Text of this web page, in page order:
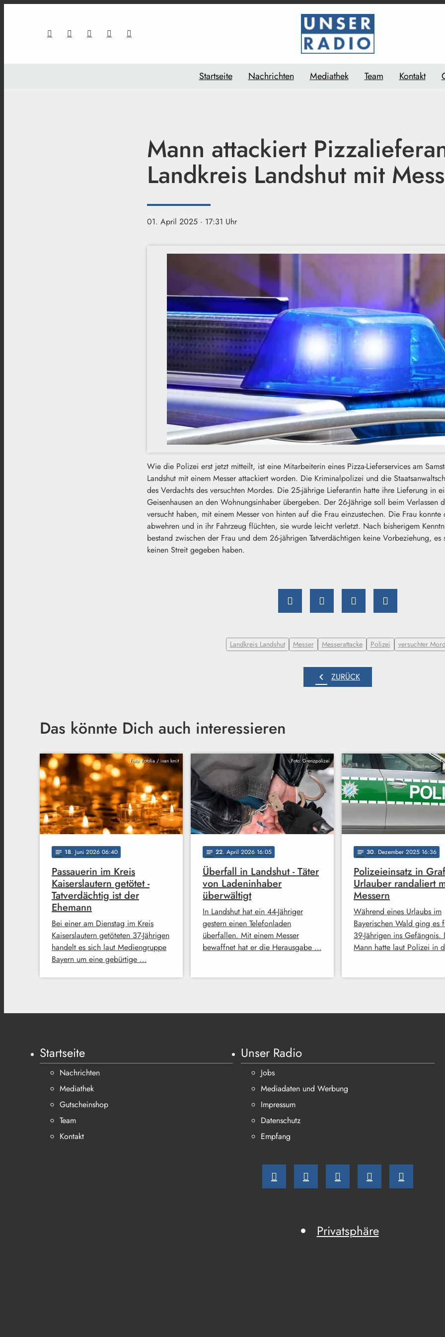
Startseite Nachrichten Mediathek Team Kontakt
Mann attackiert
Landkreis Landshut mit
01. April 2025 · 17:31 Uhr
Wie die Polizei erst jetzt mitteilt, ist eine Mitarbeiterin eines Pizza-Lieferservices am
Landshut mit einem Messer attackiert worden. Die Kriminalpolizei und die
des Verdachts des versuchten Mordes. Die 25-jährige Lieferantin hatte ihre Lieferung in
Geisenhausen an den Wohnungsinhaber übergeben. Der 26-Jährige soll beim Verlassen
versucht haben, mit einem Messer von hinten auf die Frau einzustechen. Die Frau
abwehren und in ihr Fahrzeug flüchten, sie wurde leicht verletzt. Nach bisherigem
bestand zwischen der Frau und dem 26-jährigen Tatverdächtigen keine Vorbeziehung,
keinen Streit gegeben haben.
Landkreis Landshut Messer Messerattacke Polizei versuchter Mord
chevron_left ZURÜCK
Das könnte Dich auch interessieren
Foto: Fotolia / ivan kmit
notes 18. Juni 2026 06:40
Passauerin im Kreis
Kaiserslautern getötet -
Tatverdächtig ist der
Ehemann
Bei einer am Dienstag im Kreis
Kaiserslautern getöteten 37-Jährigen
handelt es sich laut Mediengruppe
Bayern um eine gebürtige …
Foto: Grenzpolizei
notes 22. April 2026 16:05
Überfall in Landshut - Täter
von Ladeninhaber
überwältigt
In Landshut hat ein 44-Jähriger
gestern einen Telefonladen
überfallen. Mit einem Messer
bewaffnet hat er die Herausgabe …
notes 30. Dezember 2025 16:36
Polizeieinsatz in
Urlauber randaliert
Messern
Während eines Urlaubs im
Bayerischen Wald ging es
39-Jährigen ins Gefängnis.
Mann hatte laut Polizei in
Startseite
Nachrichten
Mediathek
Gutscheinshop
Team
Kontakt
Unser Radio
Jobs
Mediadaten und Werbung
Impressum
Datenschutz
Empfang
Privatsphäre